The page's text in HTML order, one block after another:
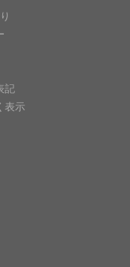
記
表示